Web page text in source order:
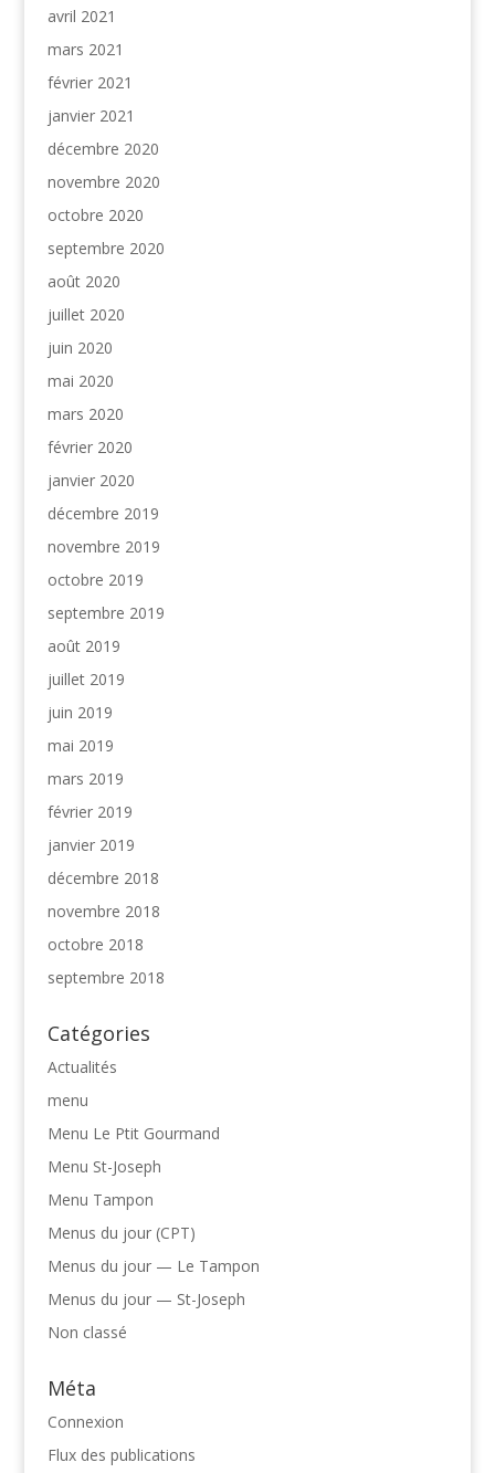
avril 2021
mars 2021
février 2021
janvier 2021
décembre 2020
novembre 2020
octobre 2020
septembre 2020
août 2020
juillet 2020
juin 2020
mai 2020
mars 2020
février 2020
janvier 2020
décembre 2019
novembre 2019
octobre 2019
septembre 2019
août 2019
juillet 2019
juin 2019
mai 2019
mars 2019
février 2019
janvier 2019
décembre 2018
novembre 2018
octobre 2018
septembre 2018
Catégories
Actualités
menu
Menu Le Ptit Gourmand
Menu St-Joseph
Menu Tampon
Menus du jour (CPT)
Menus du jour — Le Tampon
Menus du jour — St-Joseph
Non classé
Méta
Connexion
Flux des publications